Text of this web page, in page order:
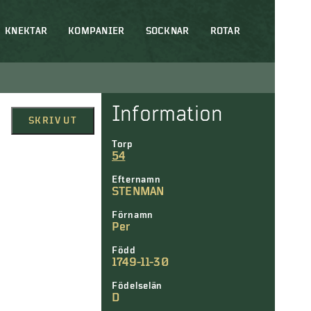
KNEKTAR KOMPANIER SOCKNAR ROTAR
SKRIV UT Information
Torp
54
Efternamn
STENMAN
Förnamn
Per
Född
1749-11-30
Födelselän
D